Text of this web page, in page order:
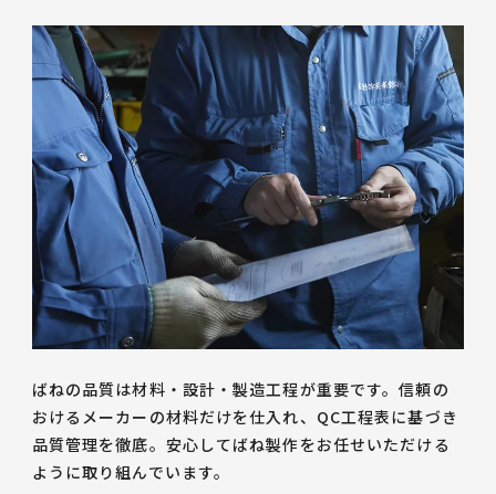
ばねの品質は材料・設計・製造工程が重要です。信頼の
おけるメーカーの材料だけを仕入れ、QC工程表に基づき
品質管理を徹底。安心してばね製作をお任せいただける
ように取り組んでいます。